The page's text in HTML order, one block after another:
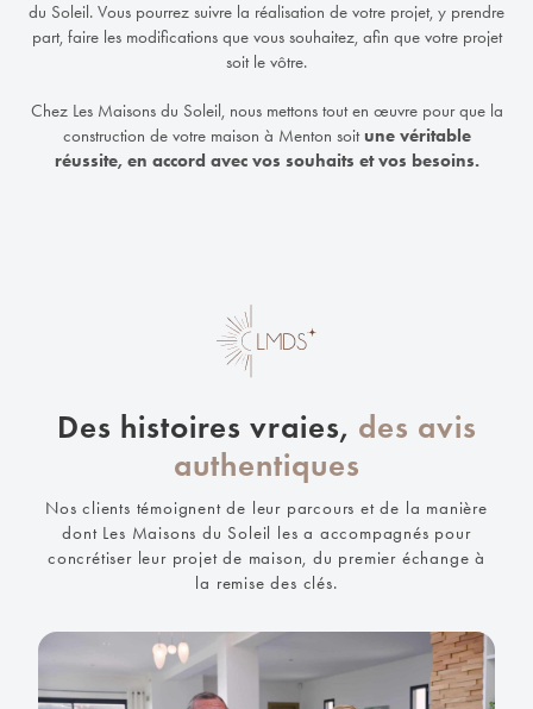
du Soleil. Vous pourrez suivre la réalisation de votre projet, y prendre
part, faire les modifications que vous souhaitez, afin que votre projet
soit le vôtre.
Chez Les Maisons du Soleil, nous mettons tout en œuvre pour que la
construction de votre maison à Menton soitune véritable
réussite, en accord avec vos souhaits et vos besoins.
Des histoires vraies, des avis
authentiques
Nos clients témoignent de leur parcours et de la manière
dont Les Maisons du Soleil les a accompagnés pour
concrétiser leur projet de maison, du premier échange à
la remise des clés.